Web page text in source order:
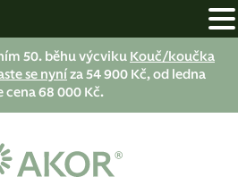
50. běhu výcviku Kouč/koučka
se nyní za 54 900 Kč, od ledna
cena 68 000 Kč.